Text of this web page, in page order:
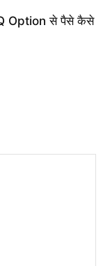
Option से पैसे कैसे